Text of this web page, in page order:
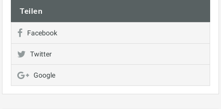
Teilen
Facebook
Twitter
Google